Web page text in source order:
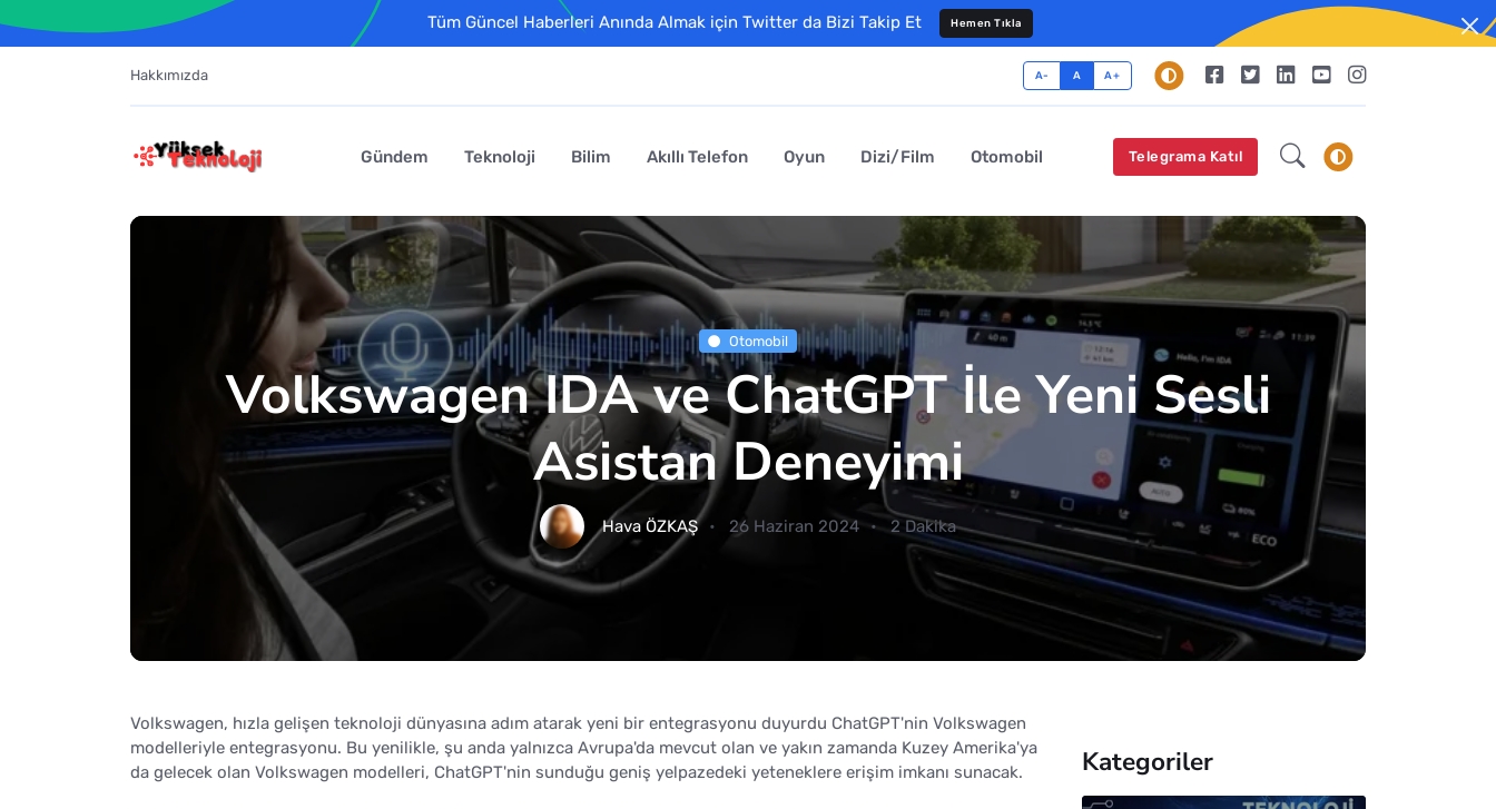
Tüm Güncel Haberleri Anında Almak için Twitter da Bizi Takip Et Hemen Tıkla
Hakkımızda A- A A+
Gündem Teknoloji Bilim Akıllı Telefon Oyun Dizi/Film Otomobil Telegrama Katıl
Otomobil
Volkswagen IDA ve ChatGPT İle Yeni Sesli
Asistan Deneyimi
Hava ÖZKAŞ 26 Haziran 2024 2 Dakika
Volkswagen, hızla gelişen teknoloji dünyasına adım atarak yeni bir entegrasyonu duyurdu ChatGPT'nin Volkswagen
modelleriyle entegrasyonu. Bu yenilikle, şu anda yalnızca Avrupa'da mevcut olan ve yakın zamanda Kuzey Amerika'ya
da gelecek olan Volkswagen modelleri, ChatGPT'nin sunduğu geniş yelpazedeki yeteneklere erişim imkanı sunacak.
Kategoriler